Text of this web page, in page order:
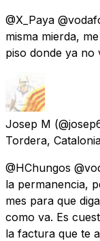
@X_Paya
misma mierda,
piso donde ya no
Josep M
Tordera,
@HChungos
la permanencia,
mes para que
como va. Es
la factura que te